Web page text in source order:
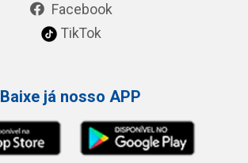
Facebook
TikTok
Baixe já nosso APP